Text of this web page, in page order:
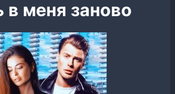
меня заново